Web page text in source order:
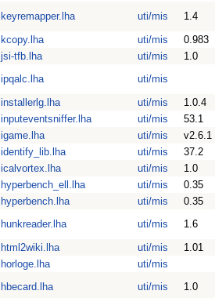
keyremapper.lha uti/mis
1.4
kcopy.lha
uti/mis
0.983
jsi-tfb.lha
uti/mis
1.0
ipqalc.lha
uti/mis
installerlg.lha
uti/mis
1.0.4
inputeventsniffer.lha
uti/mis
53.1
igame.lha
uti/mis
v2.6.1
identify_lib.lha
uti/mis
37.2
icalvortex.lha
uti/mis
1.0
hyperbench_ell.lha
uti/mis
0.35
hyperbench.lha
uti/mis
0.35
hunkreader.lha
uti/mis
1.6
html2wiki.lha
uti/mis
1.01
horloge.lha
uti/mis
hbecard.lha
uti/mis
1.0